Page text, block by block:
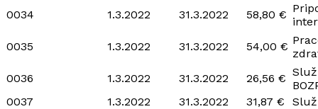
0034 1.3.2022 31.3.2022 58,80 €
0035
1.3.2022 31.3.2022 54,00 €
0036
1.3.2022 31.3.2022 26,56 €
0037
1.3.2022 31.3.2022 31,87 €